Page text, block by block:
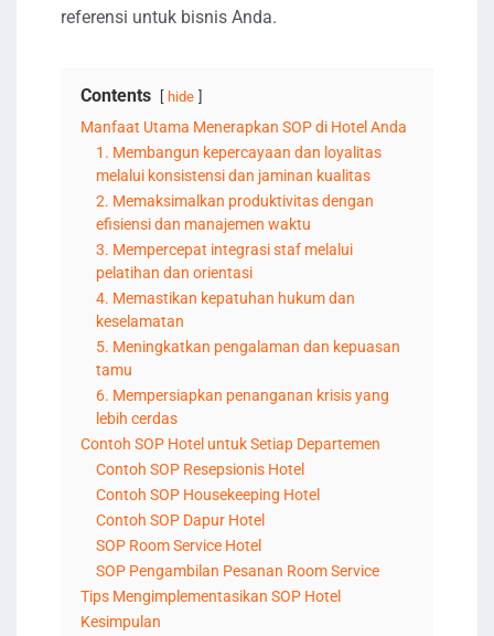
referensi untuk bisnis Anda.
Contents hide
Manfaat Utama Menerapkan SOP di Hotel Anda
1. Membangun kepercayaan dan loyalitas
melalui konsistensi dan jaminan kualitas
2. Memaksimalkan produktivitas dengan
efisiensi dan manajemen waktu
3. Mempercepat integrasi staf melalui
pelatihan dan orientasi
4. Memastikan kepatuhan hukum dan
keselamatan
5. Meningkatkan pengalaman dan kepuasan
tamu
6. Mempersiapkan penanganan krisis yang
lebih cerdas
Contoh SOP Hotel untuk Setiap Departemen
Contoh SOP Resepsionis Hotel
Contoh SOP Housekeeping Hotel
Contoh SOP Dapur Hotel
SOP Room Service Hotel
SOP Pengambilan Pesanan Room Service
Tips Mengimplementasikan SOP Hotel
Kesimpulan